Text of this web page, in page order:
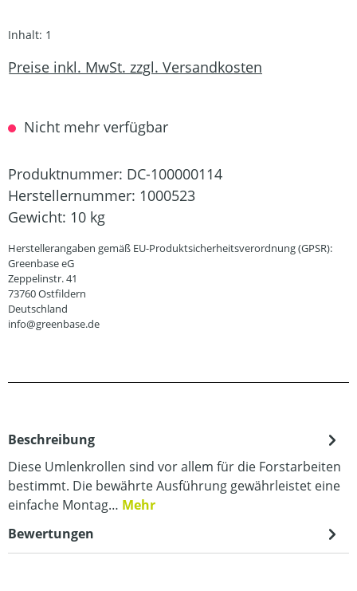
Inhalt: 1
Preise inkl. MwSt. zzgl. Versandkosten
Nicht mehr verfügbar
Produktnummer: DC-100000114
Herstellernummer: 1000523
Gewicht: 10 kg
Herstellerangaben gemäß EU-Produktsicherheitsverordnung (GPSR):
Greenbase eG
Zeppelinstr. 41
73760 Ostfildern
Deutschland
info@greenbase.de
Beschreibung
Diese Umlenkrollen sind vor allem für die Forstarbeiten
bestimmt. Die bewährte Ausführung gewährleistet eine
einfache Montag… Mehr
Bewertungen